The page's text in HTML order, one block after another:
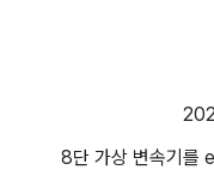
8단 가상 변속기를